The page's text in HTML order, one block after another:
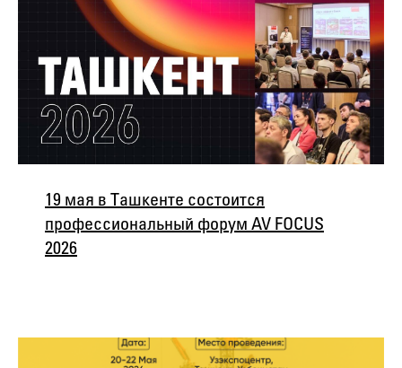
19 мая в Ташкенте состоится
профессиональный форум AV FOCUS
2026